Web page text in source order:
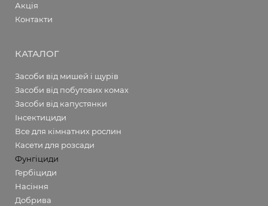
Акція
Контакти
КАТАЛОГ
Засоби від мишей і щурів
Засоби від побутових комах
Засоби від капустянки
Інсектициди
Все для кімнатних рослин
Касети для розсади
Фунгіциди
Гербіциди
Насіння
Добрива